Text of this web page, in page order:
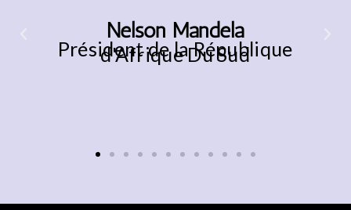
Nelson Mandela
Président de la République
d'Afrique Du Sud